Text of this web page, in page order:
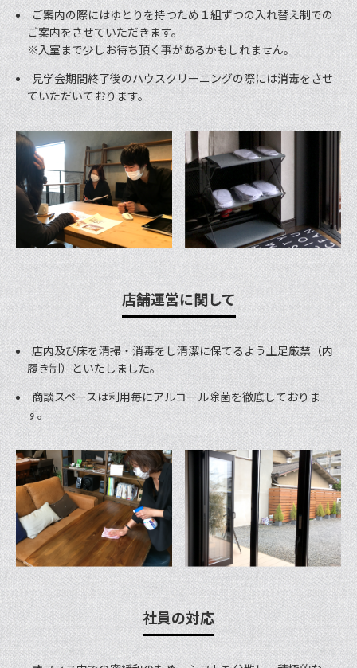
ご案内の際にはゆとりを持つため１組ずつの入れ替え制での
ご案内をさせていただきます。
※入室まで少しお待ち頂く事があるかもしれません。
見学会期間終了後のハウスクリーニングの際には消毒をさせ
ていただいております。
店舗運営に関して
店内及び床を清掃・消毒をし清潔に保てるよう土足厳禁（内
履き制）といたしました。
商談スペースは利用毎にアルコール除菌を徹底しておりま
す。
社員の対応